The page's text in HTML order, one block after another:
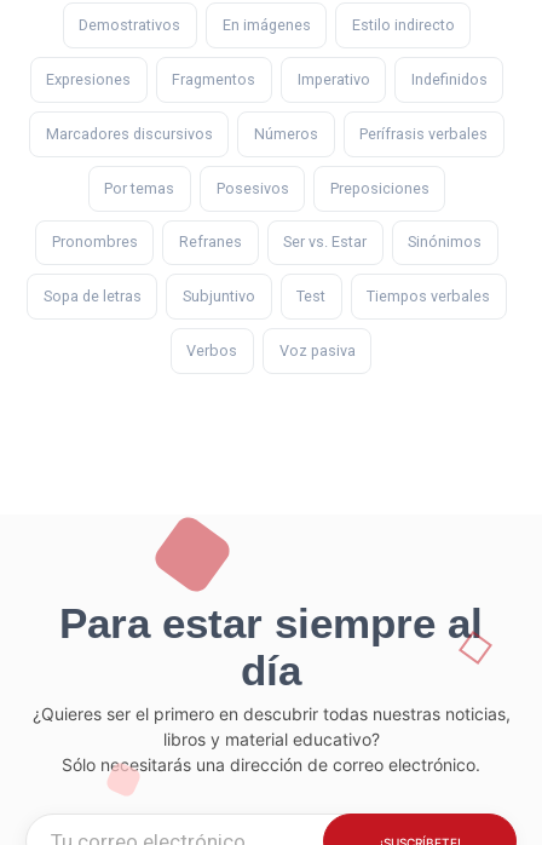
Demostrativos En imágenes Estilo indirecto
Expresiones Fragmentos Imperativo Indefinidos
Marcadores discursivos Números Perífrasis verbales
Por temas Posesivos Preposiciones
Pronombres Refranes Ser vs. Estar Sinónimos
Sopa de letras Subjuntivo Test Tiempos verbales
Verbos Voz pasiva
Para estar siempre al
día
¿Quieres ser el primero en descubrir todas nuestras noticias,
libros y material educativo?
Sólo necesitarás una dirección de correo electrónico.